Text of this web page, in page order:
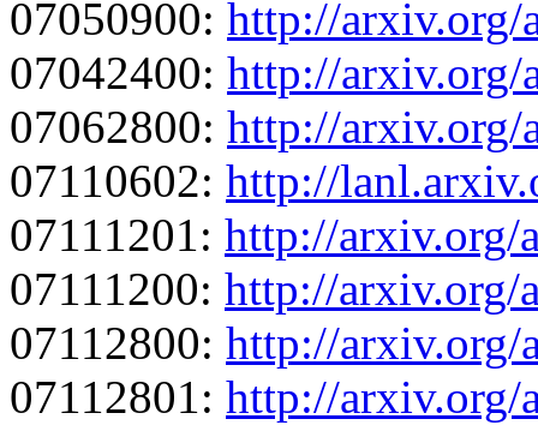
07050900: http://arxiv.org/
07042400: http://arxiv.org/
07062800: http://arxiv.org/
07110602: http://
07111201: http://arxiv.org/
07111200: http://arxiv.org/
07112800: http://arxiv.org/
07112801: http://arxiv.org/